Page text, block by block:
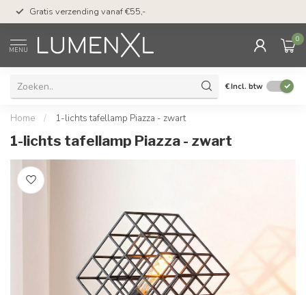
Gratis verzending vanaf €55,-
MENU
0
€Incl. btw
Home / 1-lichts tafellamp Piazza - zwart
1-lichts tafellamp Piazza - zwart